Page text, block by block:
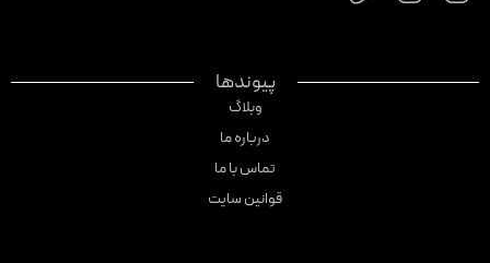
پیوندها
وبلاگ
درباره ما
تماس با ما
قوانین سایت